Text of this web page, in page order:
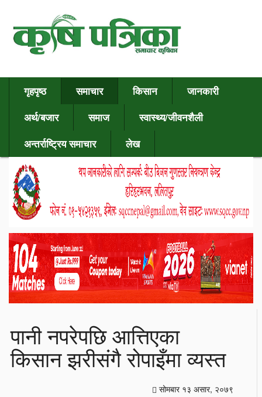
गृहपृष्ठ समाचार किसान
जानकारी
अर्थ/बजार
समाज
स्वास्थ्य/जीवनशैली
अन्तर्राष्ट्रिय समाचार
लेख
पानी नपरेपछि आत्तिएका
किसान झरीसंगै रोपाइँमा व्यस्त
सोमबार १३ असार, २०७९